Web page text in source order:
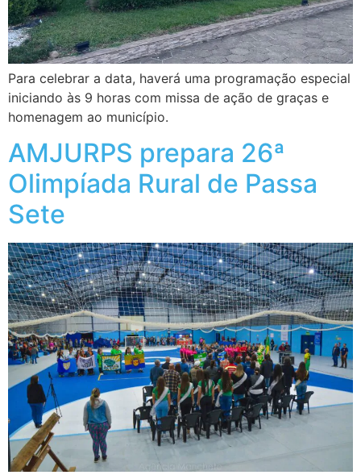
Para celebrar a data, haverá uma programação especial
iniciando às 9 horas com missa de ação de graças e
homenagem ao município.
AMJURPS prepara 26ª
Olimpíada Rural de Passa
Sete